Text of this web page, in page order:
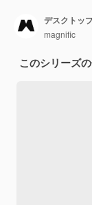
デスクトッ
magnific
このシリーズ